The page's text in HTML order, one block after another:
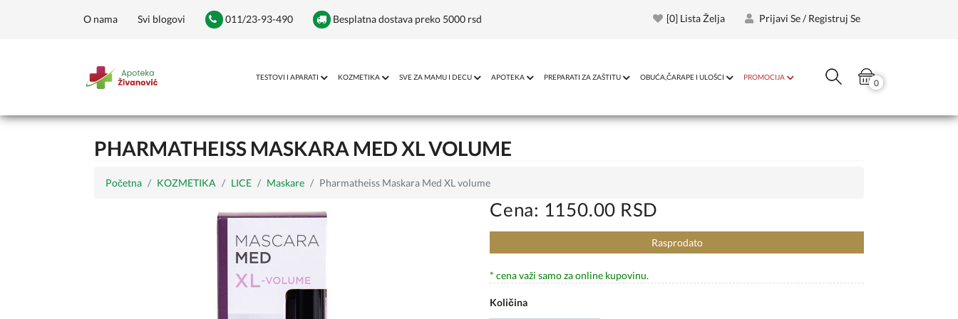
O nama Svi blogovi 011/23-93-490 Besplatna dostava preko 5000 rsd [0] Lista Želja Prijavi Se / Registruj Se
TESTOVI I APARATI KOZMETIKA SVE ZA MAMU I DECU APOTEKA PREPARATI ZA ZAŠTITU OBUĆA,ČARAPE I ULOŠCI PROMOCIJA
0
PHARMATHEISS MASKARA MED XL VOLUME
Početna KOZMETIKA LICE Maskare Pharmatheiss Maskara Med XL volume
Cena: 1150.00 RSD
Rasprodato
* cena važi samo za online kupovinu.
Količina